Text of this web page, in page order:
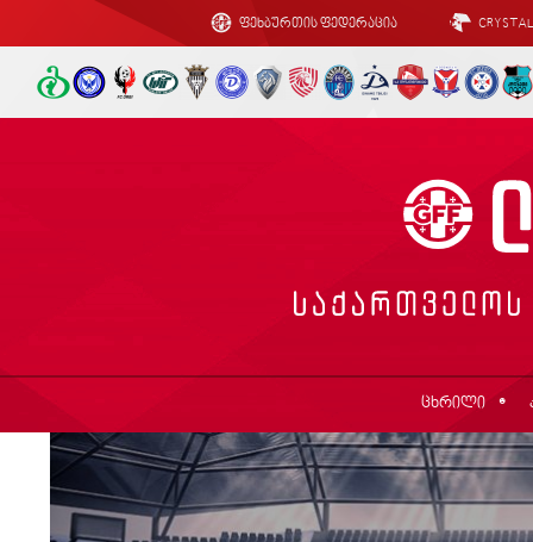
ფეხბურთის ფედერაცია
ცხრილი